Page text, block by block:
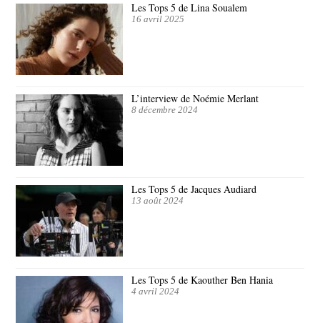
Les Tops 5 de Lina Soualem
16 avril 2025
L’interview de Noémie Merlant
8 décembre 2024
Les Tops 5 de Jacques Audiard
13 août 2024
Les Tops 5 de Kaouther Ben Hania
4 avril 2024